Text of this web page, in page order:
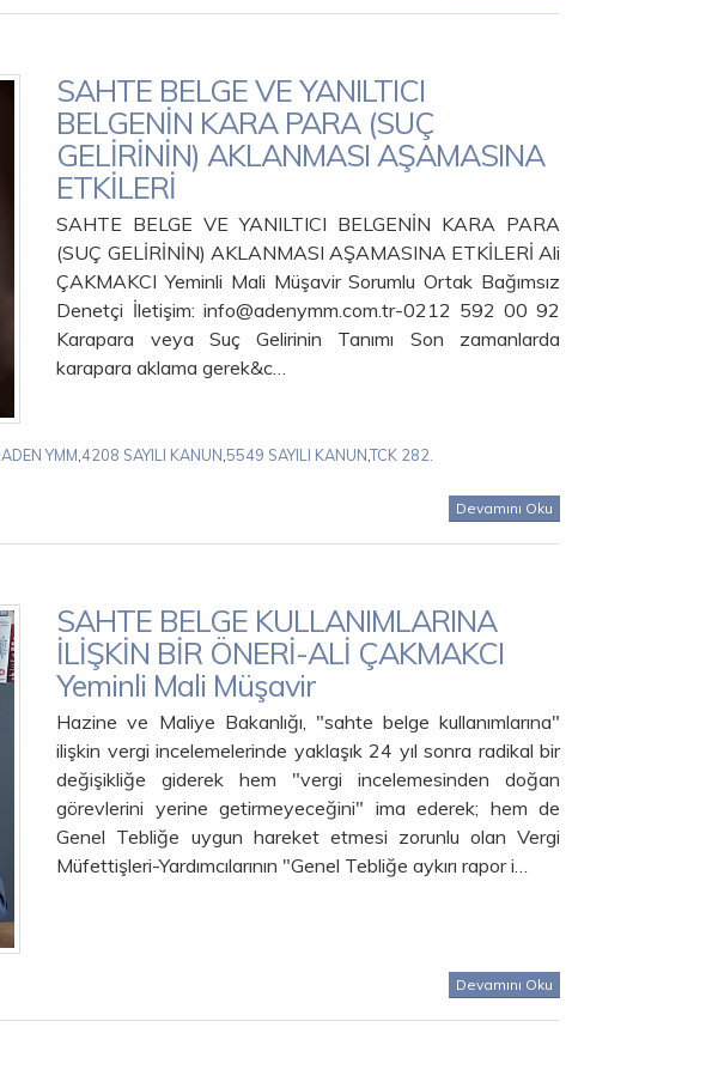
SAHTE BELGE VE YANILTICI
BELGENİN KARA PARA (SUÇ
GELİRİNİN) AKLANMASI AŞAMASINA
ETKİLERİ
SAHTE BELGE VE YANILTICI BELGENİN KARA PARA
(SUÇ GELİRİNİN) AKLANMASI AŞAMASINA ETKİLERİ Ali
ÇAKMAKCI Yeminli Mali Müşavir Sorumlu Ortak Bağımsız
Denetçi İletişim: info@adenymm.com.tr-0212 592 00 92
Karapara veya Suç Gelirinin Tanımı Son zamanlarda
karapara aklama gerek&c…
ADEN YMM 4208 SAYILI KANUN 5549 SAYILI KANUN,TCK 282.
Devamını Oku
SAHTE BELGE KULLANIMLARINA
İLİŞKİN BİR ÖNERİ-ALİ ÇAKMAKCI
Yeminli Mali Müşavir
Hazine ve Maliye Bakanlığı, "sahte belge kullanımlarına"
ilişkin vergi incelemelerinde yaklaşık 24 yıl sonra radikal bir
değişikliğe giderek hem "vergi incelemesinden doğan
görevlerini yerine getirmeyeceğini" ima ederek; hem de
Genel Tebliğe uygun hareket etmesi zorunlu olan Vergi
Müfettişleri-Yardımcılarının "Genel Tebliğe aykırı rapor i…
Devamını Oku